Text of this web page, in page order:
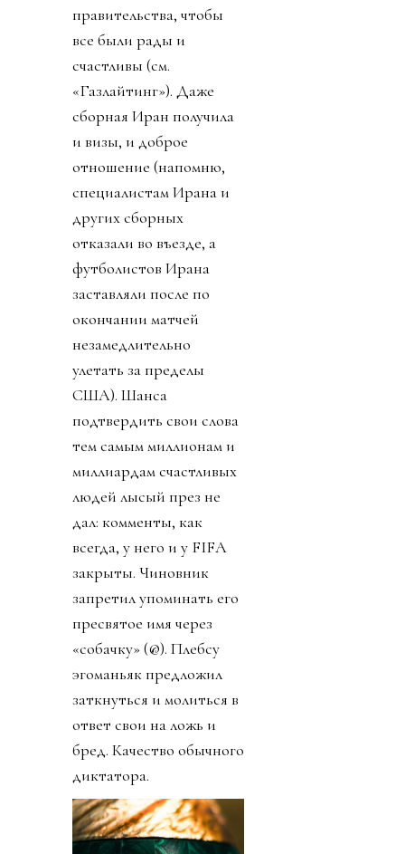
правительства, чтобы
все были рады и
счастливы (см.
«Газлайтинг»). Даже
сборная Иран получила
и визы, и доброе
отношение (напомню,
специалистам Ирана и
других сборных
отказали во въезде, а
футболистов Ирана
заставляли после по
окончании матчей
незамедлительно
улетать за пределы
США). Шанса
подтвердить свои слова
тем самым миллионам и
миллиардам счастливых
людей лысый през не
дал: комменты, как
всегда, у него и у FIFA
закрыты. Чиновник
запретил упоминать его
пресвятое имя через
«собачку» (@). Плебсу
эгоманьяк предложил
заткнуться и молиться в
ответ свои на ложь и
бред. Качество обычного
диктатора.